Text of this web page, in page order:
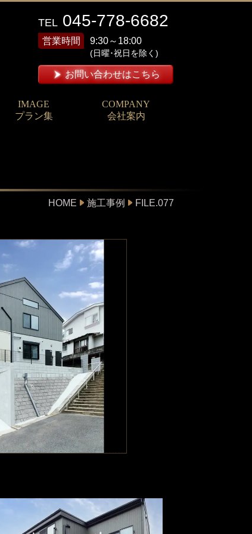
TEL 045-778-6682
営業時間 9:30～18:00
(日曜･祝日を除く)
お問い合わせはこちら
IMAGE
プラン集
COMPANY
会社案内
HOME 施工事例 FILE.077